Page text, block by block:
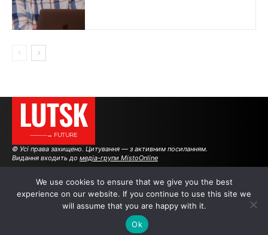
LUTSK
———→ FUTURE
© Усі права захищено. Цитування — з активним посиланням.
Видання входить до медіа-групи MistoOnline
АВТОРИ | РЕКЛАМА НА САЙТІ
We use cookies to ensure that we give you the best
experience on our website. If you continue to use this site we
will assume that you are happy with it.
Ok